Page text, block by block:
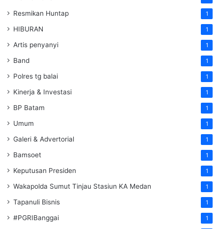
Resmikan Huntap 1
HIBURAN 1
Artis penyanyi 1
Band 1
Polres tg balai 1
Kinerja & Investasi 1
BP Batam 1
Umum 1
Galeri & Advertorial 1
Bamsoet 1
Keputusan Presiden 1
Wakapolda Sumut Tinjau Stasiun KA Medan 1
Tapanuli Bisnis 1
#PGRIBanggai 1